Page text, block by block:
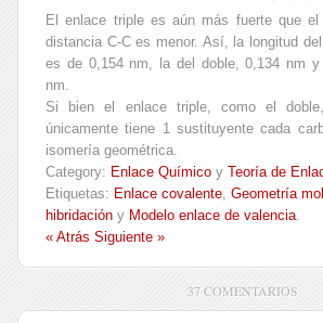
El enlace triple es aún más fuerte que
distancia C-C es menor. Así, la longitud
es de 0,154 nm, la del doble, 0,134 nm
nm.
Si bien el enlace triple, como el
únicamente tiene 1 sustituyente cada
isomería geométrica.
Category: Enlace Químico y Teoría de
Etiquetas: Enlace covalente Geometría
hibridación y Modelo enlace de valencia
« Atrás Siguiente »
37 COMENTARIOS